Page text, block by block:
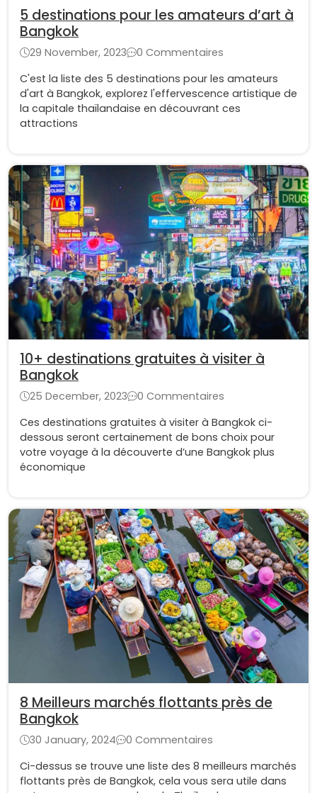
5 destinations pour les amateurs d’art à
Bangkok
29 November, 2023
0 Commentaires
C'est la liste des 5 destinations pour les amateurs
d'art à Bangkok, explorez l'effervescence artistique de
la capitale thaïlandaise en découvrant ces
attractions
10+ destinations gratuites à visiter à
Bangkok
25 December, 2023
0 Commentaires
Ces destinations gratuites à visiter à Bangkok ci-
dessous seront certainement de bons choix pour
votre voyage à la découverte d’une Bangkok plus
économique
8 Meilleurs marchés flottants près de
Bangkok
30 January, 2024
0 Commentaires
Ci-dessus se trouve une liste des 8 meilleurs marchés
flottants près de Bangkok, cela vous sera utile dans